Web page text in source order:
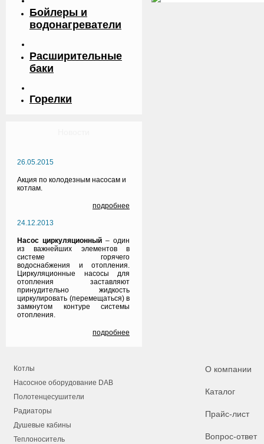
Бойлеры и
водонагреватели
Расширительные
баки
Горелки
26.05.2015
Акция по колодезным насосам и
котлам.
подробнее
24.12.2013
Насос циркуляционный – один
из важнейших элементов в
системе горячего
водоснабжения и отопления.
Циркуляционные насосы для
отопления заставляют
принудительно жидкость
циркулировать (перемещаться) в
замкнутом контуре системы
отопления.
подробнее
Котлы
Насосное оборудование DAB
Полотенцесушители
Радиаторы
Душевые кабины
Теплоноситель
О компании
Каталог
Прайс-лист
Вопрос-ответ